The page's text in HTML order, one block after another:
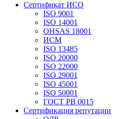
Сертификат ИСО
ISO 9001
ISO 14001
OHSAS 18001
ИСМ
ISO 13485
ISO 20000
ISO 22000
ISO 29001
ISO 45001
ISO 50001
ГОСТ РВ 0015
Сертификация репутации